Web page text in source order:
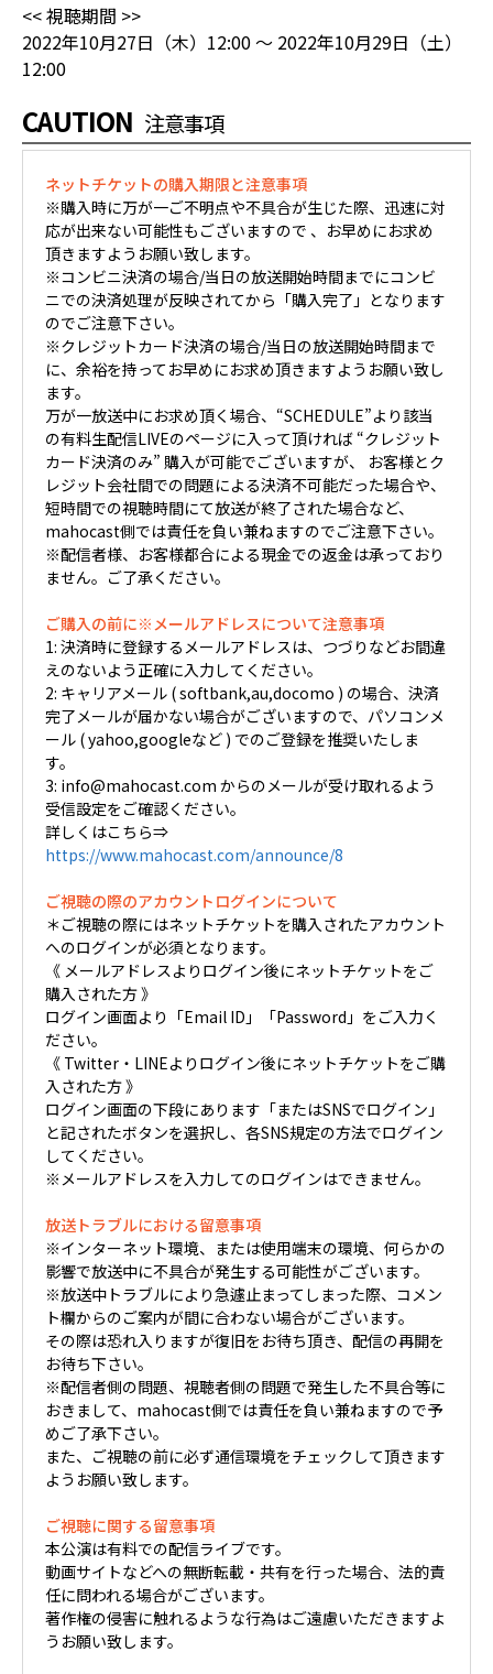
<< 視聴期間 >>
2022年10月27日（木）12:00 ～ 2022年10月29日（土）
12:00
CAUTION 注意事項
ネットチケットの購入期限と注意事項
※購入時に万が一ご不明点や不具合が生じた際、迅速に対
応が出来ない可能性もございますので 、お早めにお求め
頂きますようお願い致します。
※コンビニ決済の場合/当日の放送開始時間までにコンビ
ニでの決済処理が反映されてから「購入完了」となります
のでご注意下さい。
※クレジットカード決済の場合/当日の放送開始時間まで
に、余裕を持ってお早めにお求め頂きますようお願い致し
ます。
万が一放送中にお求め頂く場合、“SCHEDULE”より該当
の有料生配信LIVEのページに入って頂ければ “クレジット
カード決済のみ” 購入が可能でございますが、 お客様とク
レジット会社間での問題による決済不可能だった場合や、
短時間での視聴時間にて放送が終了された場合など、
mahocast側では責任を負い兼ねますのでご注意下さい。
※配信者様、お客様都合による現金での返金は承っており
ません。ご了承ください。
ご購入の前に※メールアドレスについて注意事項
1: 決済時に登録するメールアドレスは、つづりなどお間違
えのないよう正確に入力してください。
2: キャリアメール ( softbank,au,docomo ) の場合、決済
完了メールが届かない場合がございますので、パソコンメ
ール ( yahoo,googleなど ) でのご登録を推奨いたしま
す。
3: info@mahocast.com からのメールが受け取れるよう
受信設定をご確認ください。
詳しくはこちら⇒
https://www.mahocast.com/announce/8
ご視聴の際のアカウントログインについて
＊ご視聴の際にはネットチケットを購入されたアカウント
へのログインが必須となります。
《 メールアドレスよりログイン後にネットチケットをご
購入された方 》
ログイン画面より「Email ID」「Password」をご入力く
ださい。
《 Twitter・LINEよりログイン後にネットチケットをご購
入された方 》
ログイン画面の下段にあります「またはSNSでログイン」
と記されたボタンを選択し、各SNS規定の方法でログイン
してください。
※メールアドレスを入力してのログインはできません。
放送トラブルにおける留意事項
※インターネット環境、または使用端末の環境、何らかの
影響で放送中に不具合が発生する可能性がございます。
※放送中トラブルにより急遽止まってしまった際、コメン
ト欄からのご案内が間に合わない場合がございます。
その際は恐れ入りますが復旧をお待ち頂き、配信の再開を
お待ち下さい。
※配信者側の問題、視聴者側の問題で発生した不具合等に
おきまして、mahocast側では責任を負い兼ねますので予
めご了承下さい。
また、ご視聴の前に必ず通信環境をチェックして頂きます
ようお願い致します。
ご視聴に関する留意事項
本公演は有料での配信ライブです。
動画サイトなどへの無断転載・共有を行った場合、法的責
任に問われる場合がございます。
著作権の侵害に触れるような行為はご遠慮いただきますよ
うお願い致します。